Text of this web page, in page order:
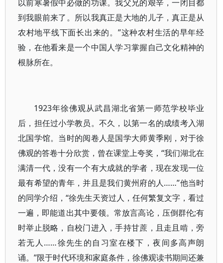
以前寒暑假中必做的功课。我父兄的艰辛，一闭目都
到我眼前来了。所以我真正是大地的儿子，真正是从
农村地平线下面长出来的。”这种农村生活的早年经
验，在他看来是一个中国人学习掌握自己文化精神的
根脉所在。
1923年徐佛观从武昌湖北省第一师范学校毕业
后，担任过小学教员。不久，以第一名的成绩考入湖
北国学馆。当时的阅卷人是国学大师黄季刚，对于徐
佛观的答卷十分欣赏，曾在课堂上夸奖，“我们湖北在
满清一代，没有一个有大成就的学者，现在发现一位
最有希望的青年，并且是我们黄州府的人……”他当时
的同学介绍，“徐先生天资过人，任何繁复文字，看过
一遍，即能道出其中要领。常放言高论，压倒群伦;有
时举止脱略，自校门进入，手持甘蔗，且走且啃，旁
若无人……徐先生的自习室在楼下，夜间多高声朗
诵。”限于时代环境和家庭条件，徐佛观读书期间还兼